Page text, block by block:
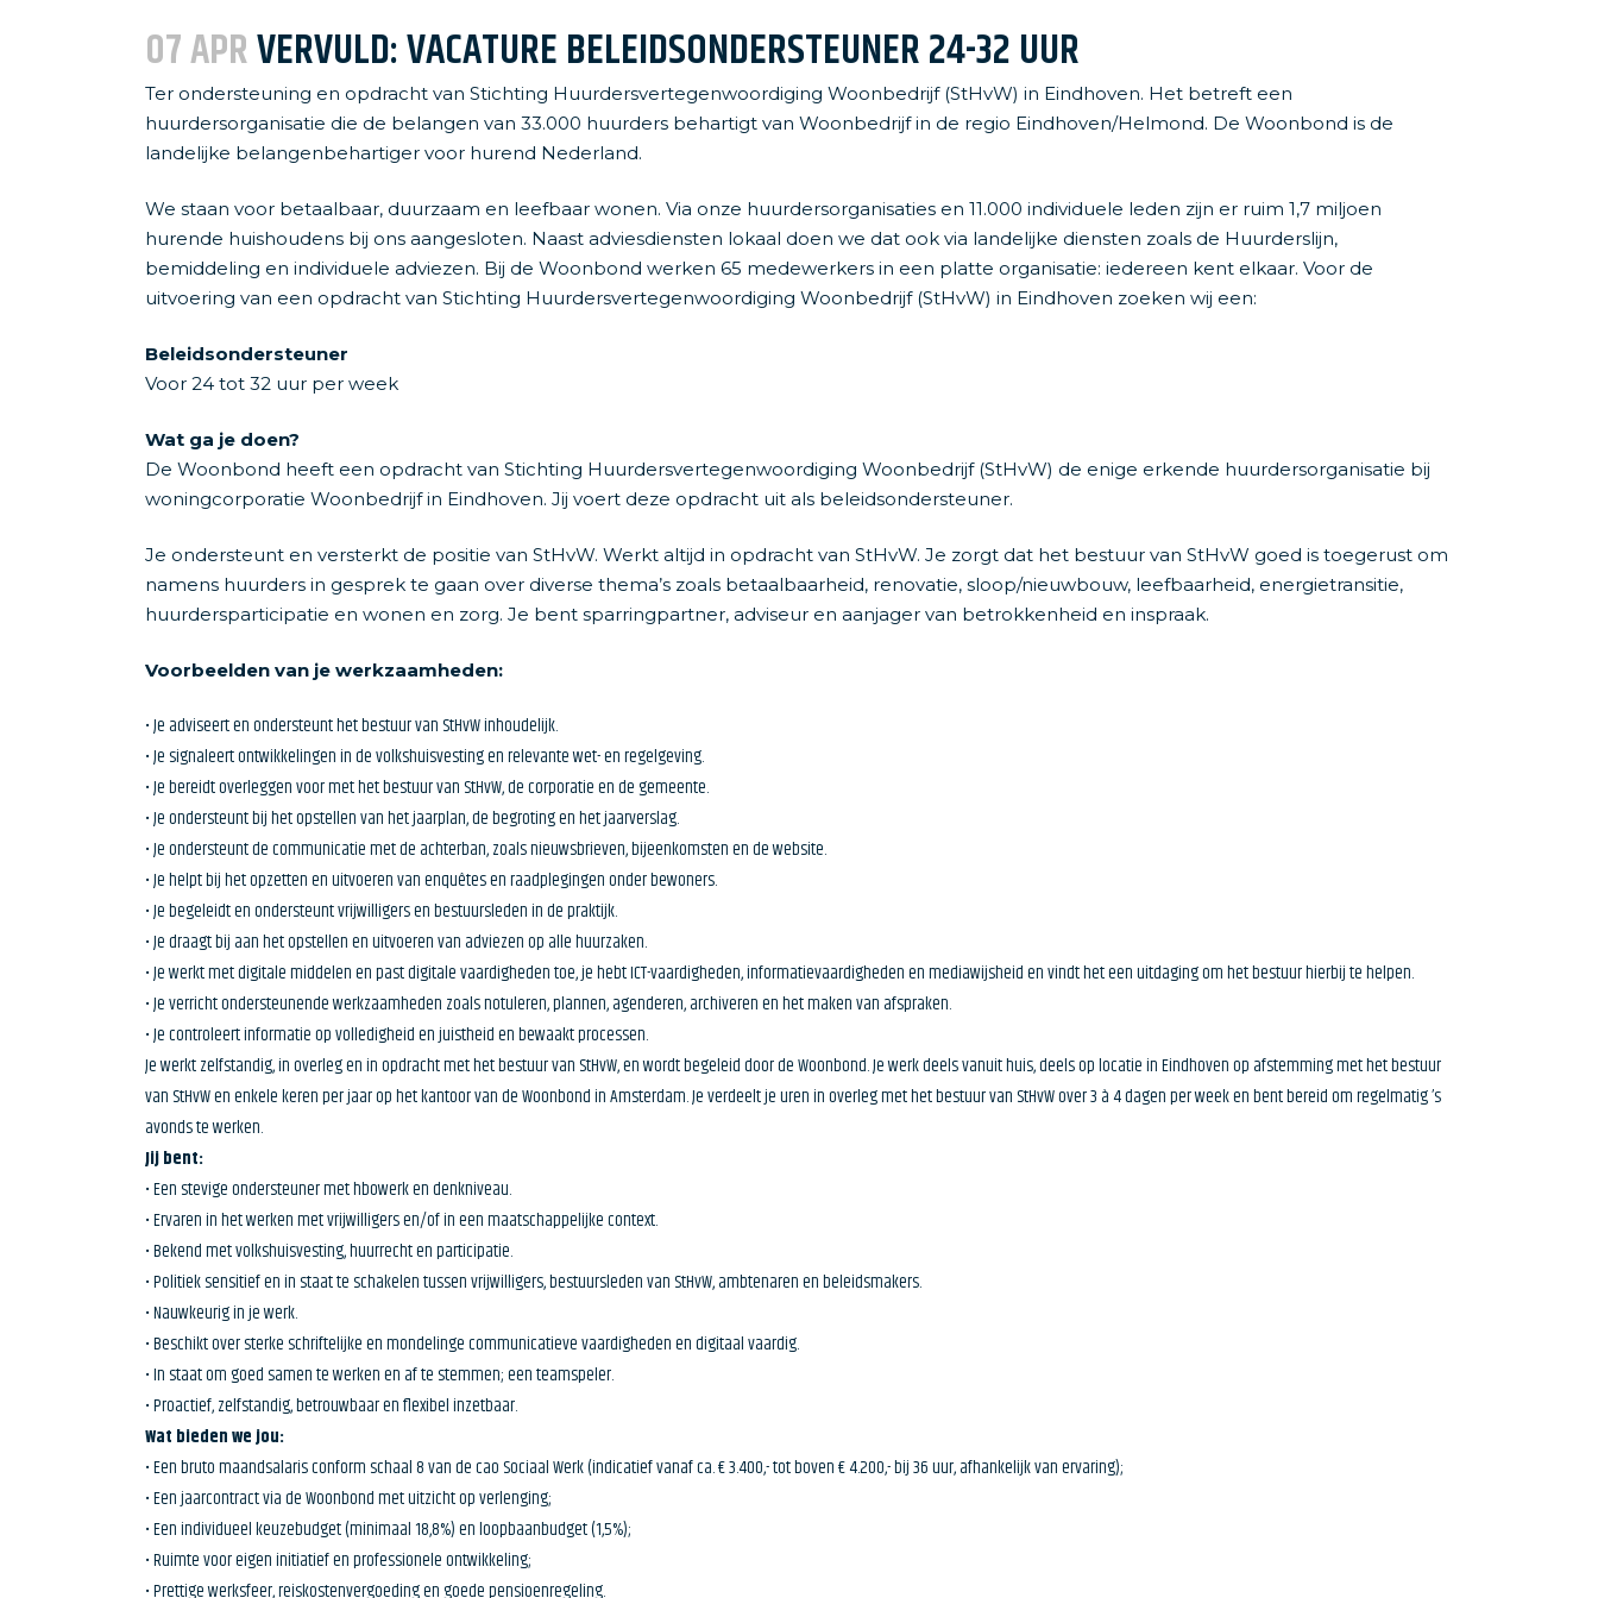
Huurverhoging
Aanmelden nieuwsbrief
07 APRVERVULD: VACATURE BELEIDSONDERSTEUNER 24-32 UUR
Ter ondersteuning en opdracht van Stichting Huurdersvertegenwoordiging Woonbedrijf (StHvW) in Eindhoven. Het betreft een
huurdersorganisatie die de belangen van 33.000 huurders behartigt van Woonbedrijf in de regio Eindhoven/Helmond. De Woonbond is de
landelijke belangenbehartiger voor hurend Nederland.
We staan voor betaalbaar, duurzaam en leefbaar wonen. Via onze huurdersorganisaties en 11.000 individuele leden zijn er ruim 1,7 miljoen
hurende huishoudens bij ons aangesloten. Naast adviesdiensten lokaal doen we dat ook via landelijke diensten zoals de Huurderslijn,
bemiddeling en individuele adviezen. Bij de Woonbond werken 65 medewerkers in een platte organisatie: iedereen kent elkaar. Voor de
uitvoering van een opdracht van Stichting Huurdersvertegenwoordiging Woonbedrijf (StHvW) in Eindhoven zoeken wij een:
Beleidsondersteuner
Voor 24 tot 32 uur per week
Wat ga je doen?
De Woonbond heeft een opdracht van Stichting Huurdersvertegenwoordiging Woonbedrijf (StHvW) de enige erkende huurdersorganisatie bij
woningcorporatie Woonbedrijf in Eindhoven. Jij voert deze opdracht uit als beleidsondersteuner.
Je ondersteunt en versterkt de positie van StHvW. Werkt altijd in opdracht van StHvW. Je zorgt dat het bestuur van StHvW goed is toegerust om
namens huurders in gesprek te gaan over diverse thema’s zoals betaalbaarheid, renovatie, sloop/nieuwbouw, leefbaarheid, energietransitie,
huurdersparticipatie en wonen en zorg. Je bent sparringpartner, adviseur en aanjager van betrokkenheid en inspraak.
Voorbeelden van je werkzaamheden:
• Je adviseert en ondersteunt het bestuur van StHvW inhoudelijk.
• Je signaleert ontwikkelingen in de volkshuisvesting en relevante wet- en regelgeving.
• Je bereidt overleggen voor met het bestuur van StHvW, de corporatie en de gemeente.
• Je ondersteunt bij het opstellen van het jaarplan, de begroting en het jaarverslag.
• Je ondersteunt de communicatie met de achterban, zoals nieuwsbrieven, bijeenkomsten en de website.
• Je helpt bij het opzetten en uitvoeren van enquêtes en raadplegingen onder bewoners.
• Je begeleidt en ondersteunt vrijwilligers en bestuursleden in de praktijk.
• Je draagt bij aan het opstellen en uitvoeren van adviezen op alle huurzaken.
• Je werkt met digitale middelen en past digitale vaardigheden toe, je hebt ICT-vaardigheden, informatievaardigheden en mediawijsheid en vindt het een uitdaging om het bestuur hierbij te helpen.
• Je verricht ondersteunende werkzaamheden zoals notuleren, plannen, agenderen, archiveren en het maken van afspraken.
• Je controleert informatie op volledigheid en juistheid en bewaakt processen.
Je werkt zelfstandig, in overleg en in opdracht met het bestuur van StHvW, en wordt begeleid door de Woonbond. Je werk deels vanuit huis, deels op locatie in Eindhoven op afstemming met het bestuur
van StHvW en enkele keren per jaar op het kantoor van de Woonbond in Amsterdam. Je verdeelt je uren in overleg met het bestuur van StHvW over 3 à 4 dagen per week en bent bereid om regelmatig ’s
avonds te werken.
Jij bent:
• Een stevige ondersteuner met hbowerk en denkniveau.
• Ervaren in het werken met vrijwilligers en/of in een maatschappelijke context.
• Bekend met volkshuisvesting, huurrecht en participatie.
• Politiek sensitief en in staat te schakelen tussen vrijwilligers, bestuursleden van StHvW, ambtenaren en beleidsmakers.
• Nauwkeurig in je werk.
• Beschikt over sterke schriftelijke en mondelinge communicatieve vaardigheden en digitaal vaardig.
• In staat om goed samen te werken en af te stemmen; een teamspeler.
• Proactief, zelfstandig, betrouwbaar en flexibel inzetbaar.
Wat bieden we jou:
• Een bruto maandsalaris conform schaal 8 van de cao Sociaal Werk (indicatief vanaf ca. € 3.400,- tot boven € 4.200,- bij 36 uur, afhankelijk van ervaring);
• Een jaarcontract via de Woonbond met uitzicht op verlenging;
• Een individueel keuzebudget (minimaal 18,8%) en loopbaanbudget (1,5%);
• Ruimte voor eigen initiatief en professionele ontwikkeling;
• Prettige werksfeer, reiskostenvergoeding en goede pensioenregeling.